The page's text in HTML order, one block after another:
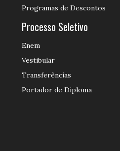
Programas de Descontos
Processo Seletivo
Enem
Vestibular
Transferências
Portador de Diploma